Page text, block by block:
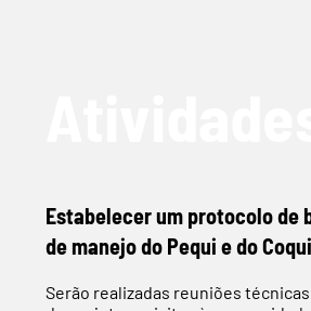
Estabelecer um protocolo de
de manejo do Pequi e do
Serão realizadas reuniões